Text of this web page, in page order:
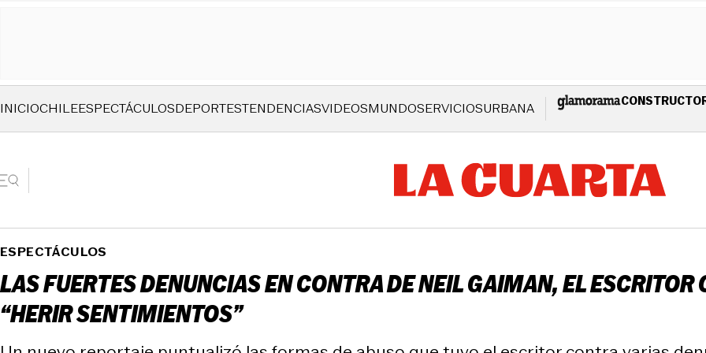
INICIOCHILEESPECTÁCULOSDEPORTESTENDENCIASVIDEOSMUNDOSERVICIOSURBANA
ESPECTÁCULOS
LAS FUERTES DENUNCIAS EN CONTRA DE NEIL GAIMAN, EL ESCRITOR
“HERIR SENTIMIENTOS”